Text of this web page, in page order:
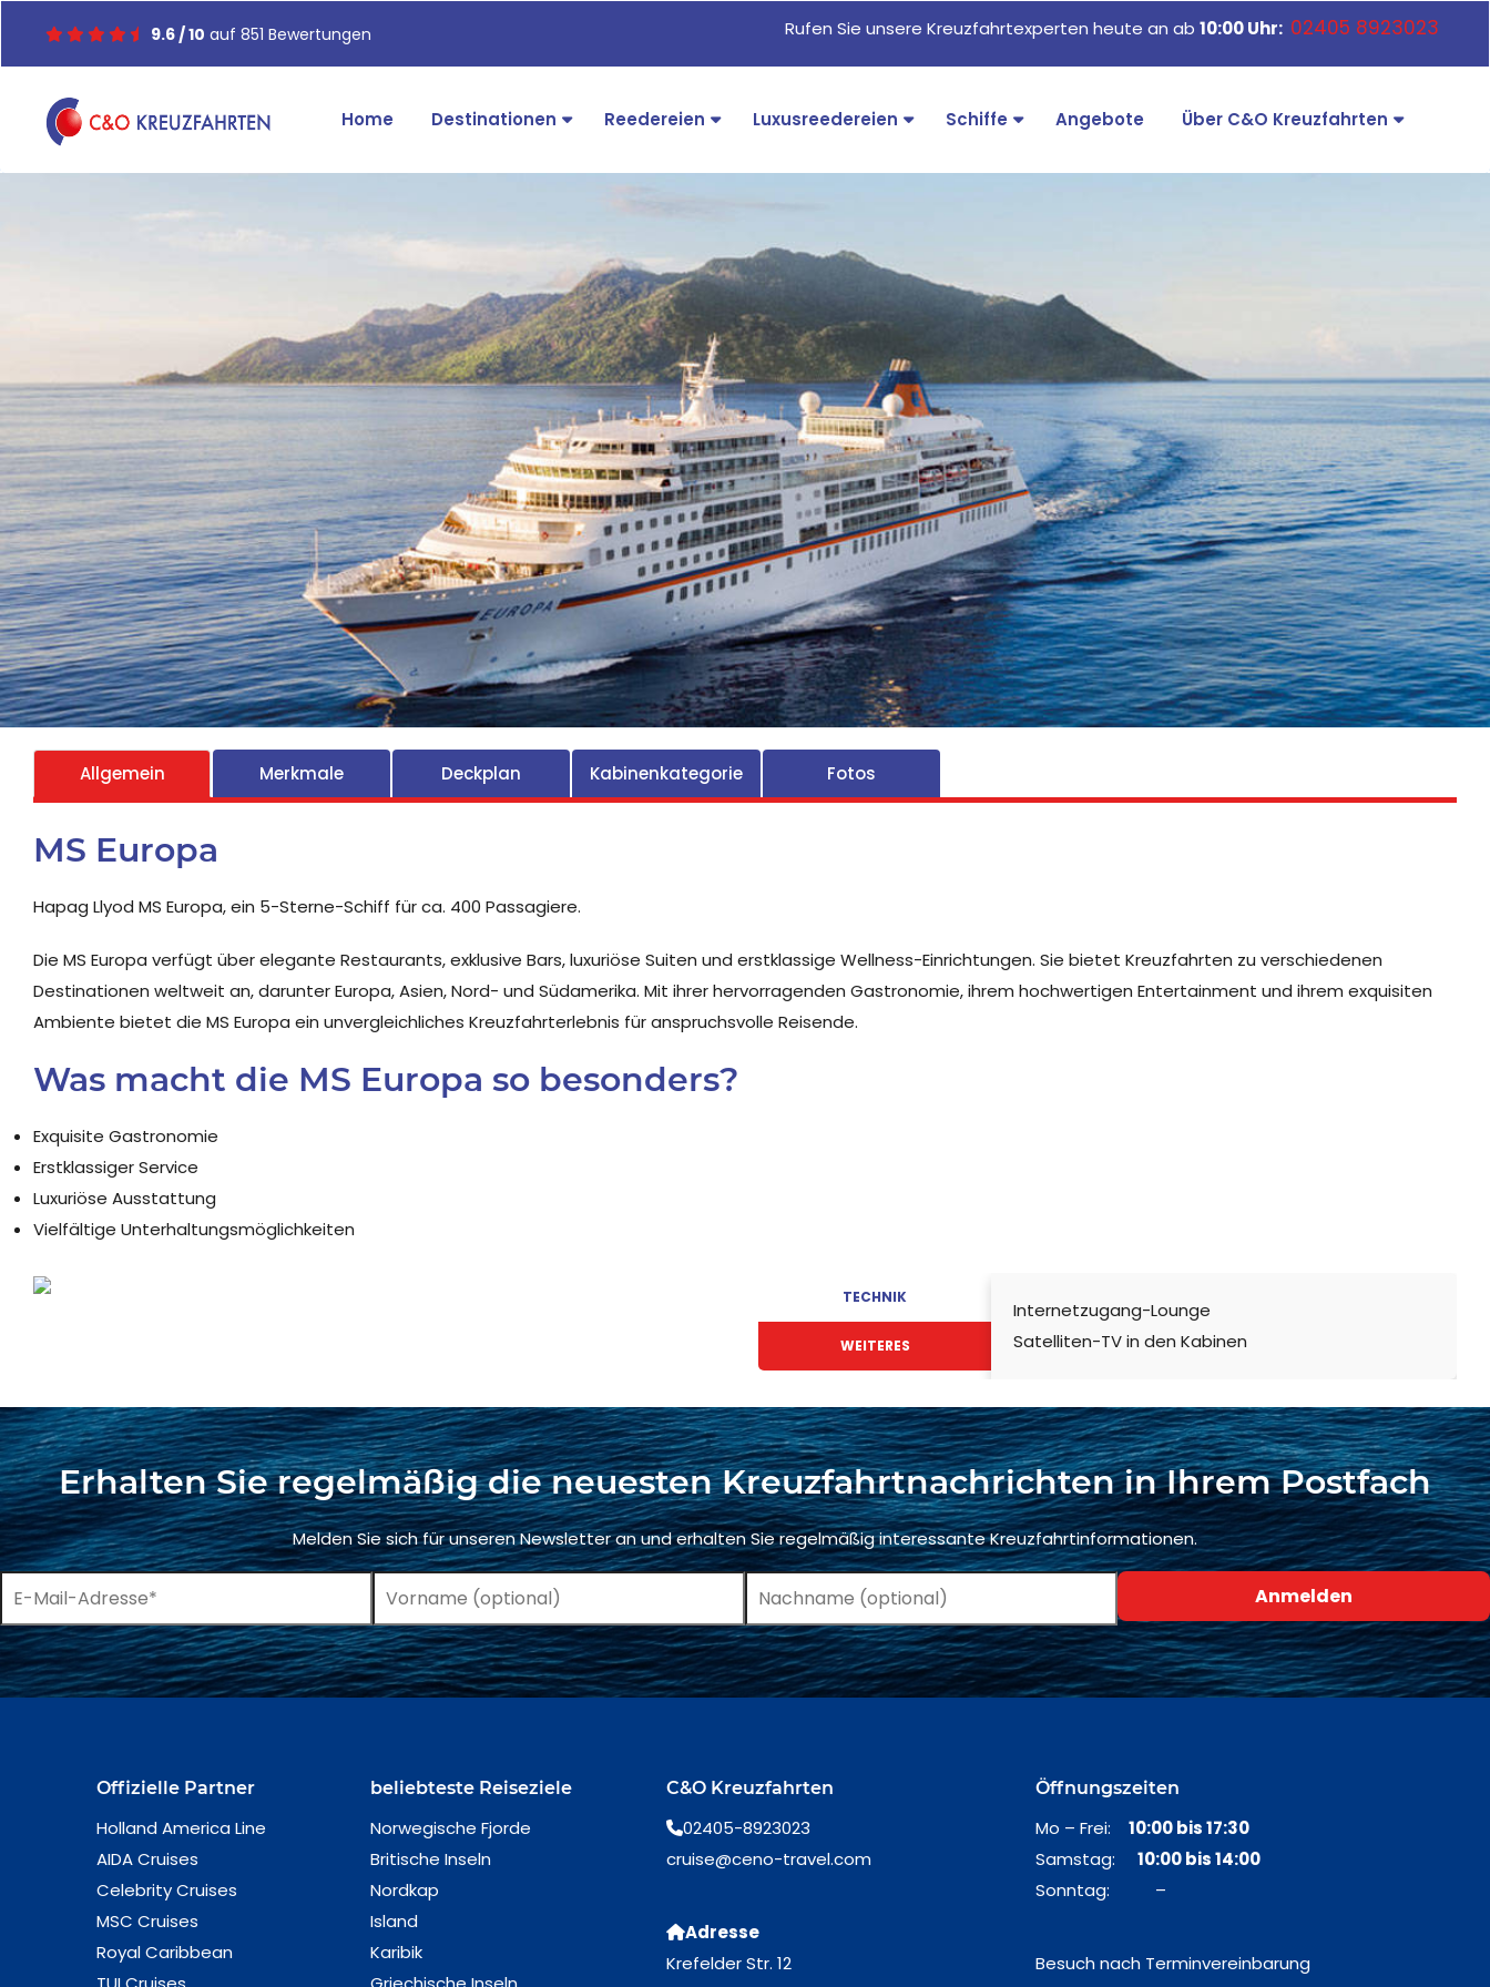
9.6 / 10 auf 851 Bewertungen Rufen Sie unsere Kreuzfahrtexperten heute an ab 10:00 Uhr: 02405 8923023
Home Destinationen Reedereien Luxusreedereien Schiffe Angebote Über C&O Kreuzfahrten
Allgemein Merkmale Deckplan Kabinenkategorie Fotos
MS Europa
Hapag Llyod MS Europa, ein 5-Sterne-Schiff für ca. 400 Passagiere.
Die MS Europa verfügt über elegante Restaurants, exklusive Bars, luxuriöse Suiten und erstklassige Wellness-Einrichtungen. Sie bietet Kreuzfahrten zu verschiedenen
Destinationen weltweit an, darunter Europa, Asien, Nord- und Südamerika. Mit ihrer hervorragenden Gastronomie, ihrem hochwertigen Entertainment und ihrem exquisiten
Ambiente bietet die MS Europa ein unvergleichliches Kreuzfahrterlebnis für anspruchsvolle Reisende.
Was macht die MS Europa so besonders?
Exquisite Gastronomie
Erstklassiger Service
Luxuriöse Ausstattung
Vielfältige Unterhaltungsmöglichkeiten
TECHNIK
WEITERES
Internetzugang-Lounge
Satelliten-TV in den Kabinen
Erhalten Sie regelmäßig die neuesten Kreuzfahrtnachrichten in Ihrem Postfach
Melden Sie sich für unseren Newsletter an und erhalten Sie regelmäßig interessante Kreuzfahrtinformationen.
Offizielle Partner
Holland America Line
AIDA Cruises
Celebrity Cruises
MSC Cruises
Royal Caribbean
beliebteste Reiseziele
Norwegische Fjorde
Britische Inseln
Nordkap
Island
Karibik
C&O Kreuzfahrten
02405-8923023
cruise@ceno-travel.com
Adresse
Krefelder Str. 12
Öffnungszeiten
Mo – Frei: 10:00 bis 17:30
Samstag: 10:00 bis 14:00
Sonntag: –
Besuch nach Terminvereinbarung